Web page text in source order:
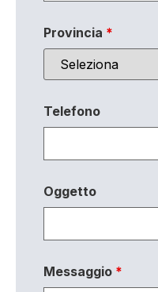
Provincia *
Telefono
Oggetto
Messaggio *